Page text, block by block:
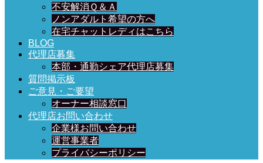
不安解消Ｑ＆Ａ
ノンアダルト希望の方へ
在宅チャットレディはこちら
BLOG
代理店募集
本部・通勤シェア代理店募集
質問掲示板
ご意見・ご要望
オーナー相談窓口
代理店お問い合わせ
企業様お問い合わせ
運営事業者
プライバシーポリシー